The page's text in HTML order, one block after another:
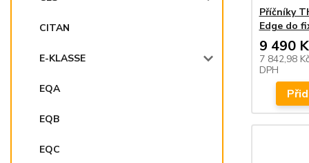
CITAN
E-KLASSE
EQA
EQB
EQC
Příčníky
Edge do
9 490
7 842,98
DPH